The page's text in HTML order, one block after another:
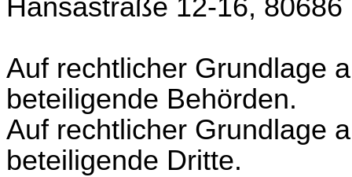
Hansastraße 12-16, 80686
Auf rechtlicher Grundlage
beteiligende Behörden.
Auf rechtlicher Grundlage
beteiligende Dritte.